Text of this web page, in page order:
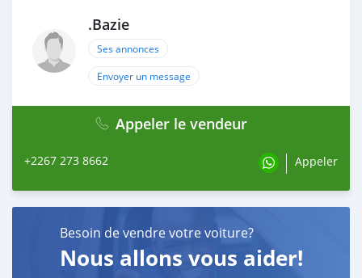
.Bazie
Ses annonces
Envoyer un message
Appeler le vendeur
+2267 273 8662 Appeler
Besoin de vendre votre voiture?
Nous allons vous aider!